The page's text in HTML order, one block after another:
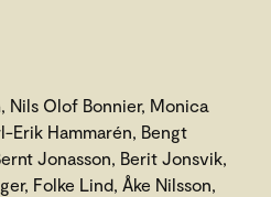
Nils Olof Bonnier, Monica
Erik Hammarén, Bengt
Jonasson, Berit Jonsvik,
Folke Lind, Åke Nilsson,